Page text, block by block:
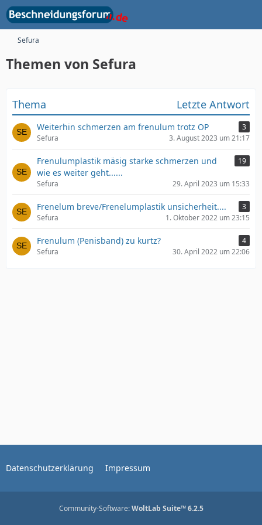
Sefura
Themen von Sefura
Thema Letzte Antwort
Weiterhin schmerzen am frenulum trotz OP
3
Sefura
3. August 2023 um 21:17
Frenulumplastik mäsig starke schmerzen und
wie es weiter geht......
19
Sefura 29. April 2023 um 15:33
Frenelum breve/Frenelumplastik unsicherheit....
3
Sefura
1. Oktober 2022 um 23:15
Frenulum (Penisband) zu kurtz?
4
Sefura
30. April 2022 um 22:06
Datenschutzerklärung Impressum
Community-Software:WoltLab Suite™ 6.2.5